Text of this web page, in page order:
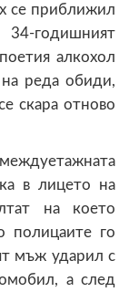
се приближил
годишният
алкохол
реда обиди,
скара отново
в лицето на
на което
полицаите го
мъж ударил с
а след